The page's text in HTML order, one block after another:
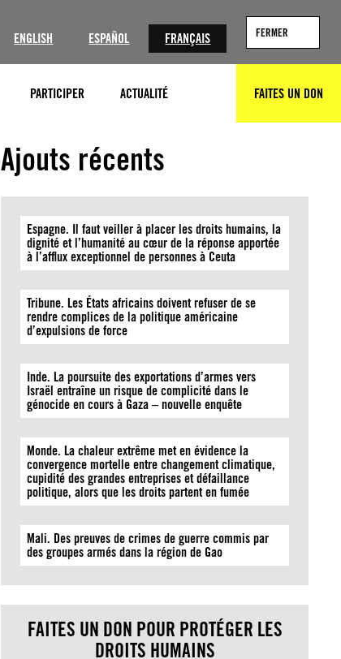
ENGLISH ESPAÑOL FRANÇAIS FERMER
PARTICIPER ACTUALITÉ RECHERCHERFAITES UN DON
Ajouts récents
Espagne. Il faut veiller à placer les droits humains, la
dignité et l’humanité au cœur de la réponse apportée
à l’afflux exceptionnel de personnes à Ceuta
Tribune. Les États africains doivent refuser de se
rendre complices de la politique américaine
d’expulsions de force
Inde. La poursuite des exportations d’armes vers
Israël entraîne un risque de complicité dans le
génocide en cours à Gaza – nouvelle enquête
Monde. La chaleur extrême met en évidence la
convergence mortelle entre changement climatique,
cupidité des grandes entreprises et défaillance
politique, alors que les droits partent en fumée
Mali. Des preuves de crimes de guerre commis par
des groupes armés dans la région de Gao
FAITES UN DON POUR PROTÉGER LES
DROITS HUMAINS